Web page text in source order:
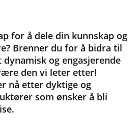
for å dele din kunnskap og
Brenner du for å bidra til
og engasjerende
den vi leter etter!
nå etter dyktige og
som ønsker å bli